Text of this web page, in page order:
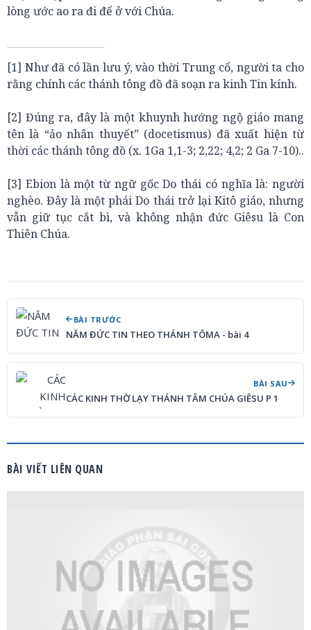
lòng ước ao ra đi để ở với Chúa.
[1] Như đã có lần lưu ý, vào thời Trung cổ, người ta cho
rằng chính các thánh tông đồ đã soạn ra kinh Tin kính.
[2] Đúng ra, đây là một khuynh hướng ngộ giáo mang
tên là “ảo nhân thuyết” (docetismus) đã xuất hiện từ
thời các thánh tông đồ (x. 1Ga 1,1-3; 2,22; 4,2; 2 Ga 7-10)..
[3] Ebion là một từ ngữ gốc Do thái có nghĩa là: người
nghèo. Đây là một phái Do thái trở lại Kitô giáo, nhưng
vẫn giữ tục cắt bì, và không nhận đức Giêsu là Con
Thiên Chúa.
BÀI TRƯỚC
NĂM ĐỨC TIN THEO THÁNH TÔMA - bài 4
BÀI SAU
CÁC KINH THỜ LẠY THÁNH TÂM CHÚA GIÊSU P 1
BÀI VIẾT LIÊN QUAN